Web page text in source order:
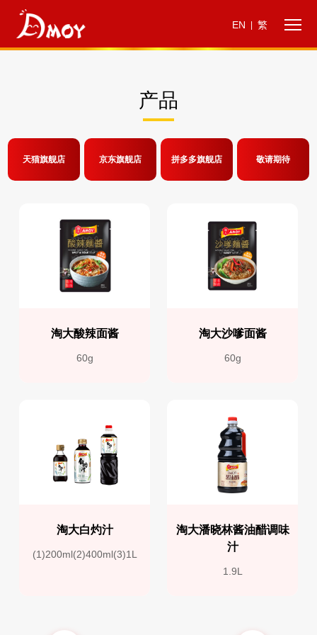
EN 繁
产品
天猫旗舰店 京东旗舰店 拼多多旗舰店 敬请期待
淘大酸辣面酱
60g
淘大沙嗲面酱
60g
淘大白灼汁
(1)200ml(2)400ml(3)1L
淘大潘晓林酱油醋调味
汁
1.9L